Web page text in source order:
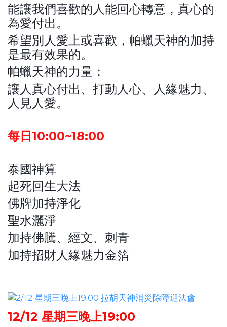
能讓我們喜歡的人能回心轉意，真心的
為愛付出。
希望別人愛上或喜歡，帕蠟天神的加持
是最有效果的。
帕蠟天神的力量：
讓人真心付出、打動人心、人緣魅力、
人見人愛。
每日10:00~18:00
泰國神算
起死回生大法
佛牌加持淨化
聖水灑淨
加持佛騰、經文、刺青
加持招財人緣魅力金箔
12/12 星期三晚上19:00